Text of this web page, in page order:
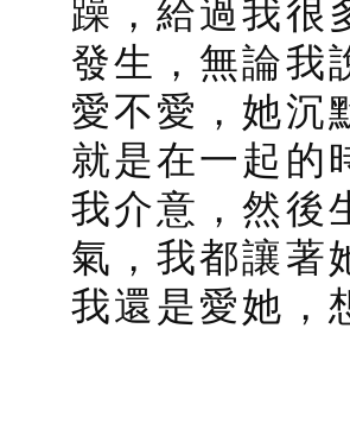
躁，給過我很
發生，無論我
愛不愛，她沉
就是在一起的
我介意，然後
氣，我都讓著
我還是愛她，